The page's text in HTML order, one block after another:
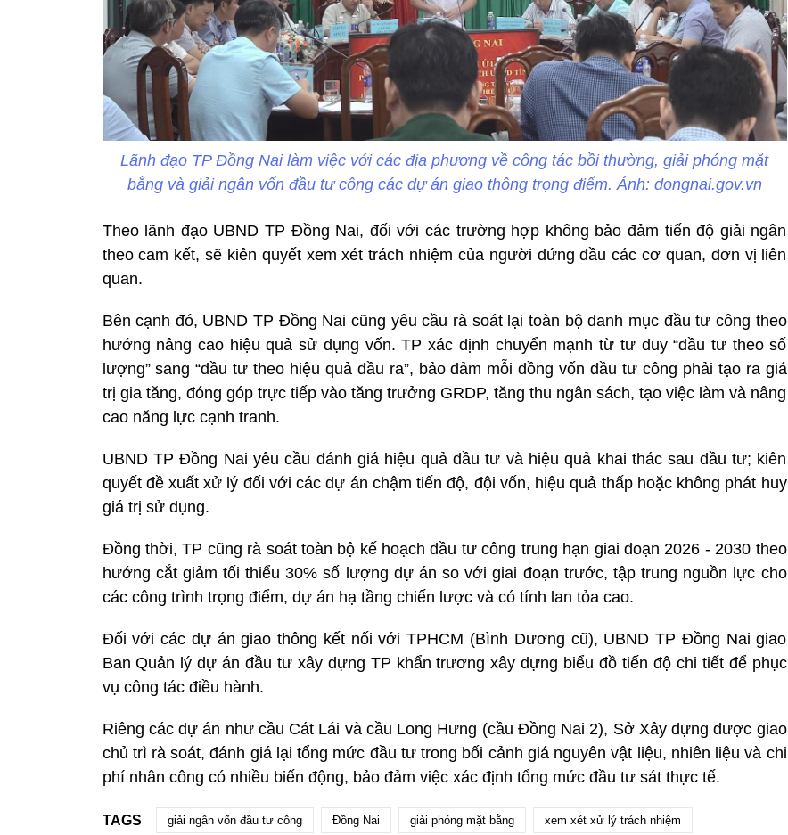
Lãnh đạo TP Đồng Nai làm việc với các địa phương về công tác bồi thường, giải phóng mặt
bằng và giải ngân vốn đầu tư công các dự án giao thông trọng điểm. Ảnh: dongnai.gov.vn
Theo lãnh đạo UBND TP Đồng Nai, đối với các trường hợp không bảo đảm tiến độ giải ngân
theo cam kết, sẽ kiên quyết xem xét trách nhiệm của người đứng đầu các cơ quan, đơn vị liên
quan.
Bên cạnh đó, UBND TP Đồng Nai cũng yêu cầu rà soát lại toàn bộ danh mục đầu tư công theo
hướng nâng cao hiệu quả sử dụng vốn. TP xác định chuyển mạnh từ tư duy “đầu tư theo số
lượng” sang “đầu tư theo hiệu quả đầu ra”, bảo đảm mỗi đồng vốn đầu tư công phải tạo ra giá
trị gia tăng, đóng góp trực tiếp vào tăng trưởng GRDP, tăng thu ngân sách, tạo việc làm và nâng
cao năng lực cạnh tranh.
UBND TP Đồng Nai yêu cầu đánh giá hiệu quả đầu tư và hiệu quả khai thác sau đầu tư; kiên
quyết đề xuất xử lý đối với các dự án chậmtiến độ, đội vốn, hiệu quả thấp hoặc không phát huy
giá trị sử dụng.
Đồng thời, TP cũng rà soát toàn bộ kế hoạch đầu tư công trung hạn giai đoạn 2026 - 2030 theo
hướng cắt giảm tối thiểu 30% số lượng dự án so với giai đoạn trước, tập trung nguồn lực cho
các công trình trọng điểm, dự án hạ tầng chiến lược và có tính lan tỏa cao.
Đối với các dự án giao thông kết nối với TPHCM (Bình Dương cũ), UBND TP Đồng Nai giao
Ban Quản lý dự án đầu tư xây dựng TP khẩn trương xây dựng biểu đồ tiến độ chi tiết để phục
vụ công tác điều hành.
Riêng các dự án như cầu Cát Lái và cầu Long Hưng (cầu Đồng Nai 2), Sở Xây dựng được giao
chủ trì rà soát, đánh giá lại tổng mức đầu tư trong bối cảnh giá nguyên vật liệu, nhiên liệu và chi
phí nhân công có nhiều biến động, bảo đảm việc xác định tổng mức đầu tư sát thực tế.
TAGS giải ngân vốn đầu tư công Đồng Nai giải phóng mặt bằng xem xét xử lý trách nhiệm